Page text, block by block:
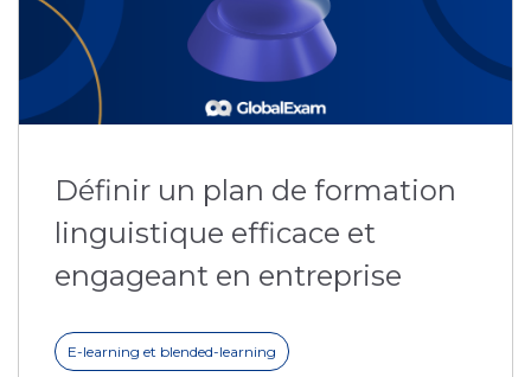
Définir un plan de formation
linguistique efficace et
engageant en entreprise
E-learning et blended-learning